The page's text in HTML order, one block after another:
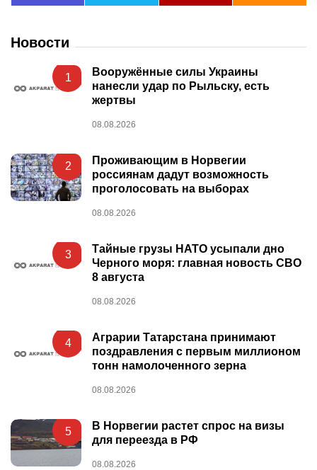
Новости
1
Вооружённые силы Украины
нанесли удар по Рыльску, есть
жертвы
08.08.2026
2
Проживающим в Норвегии
россиянам дадут возможность
проголосовать на выборах
08.08.2026
3
Тайные грузы НАТО усыпали дно
Черного моря: главная новость СВО
8 августа
08.08.2026
4
Аграрии Татарстана принимают
поздравления с первым миллионом
тонн намолоченного зерна
08.08.2026
5
В Норвегии растет спрос на визы
для переезда в РФ
08.08.2026